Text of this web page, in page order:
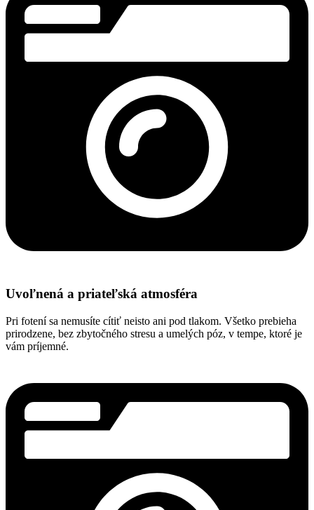
Uvoľnená a priateľská atmosféra
Pri fotení sa nemusíte cítiť neisto ani pod tlakom. Všetko prebieha
prirodzene, bez zbytočného stresu a umelých póz, v tempe, ktoré je
vám príjemné.